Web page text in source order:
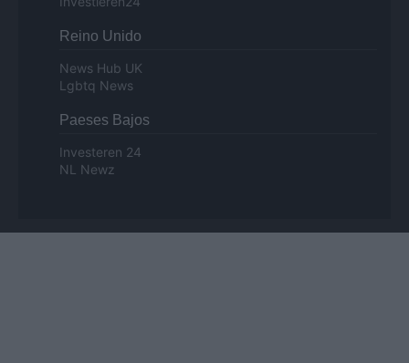
Reino Unido
News Hub UK
Lgbtq News
Paeses Bajos
Investeren 24
NL Newz